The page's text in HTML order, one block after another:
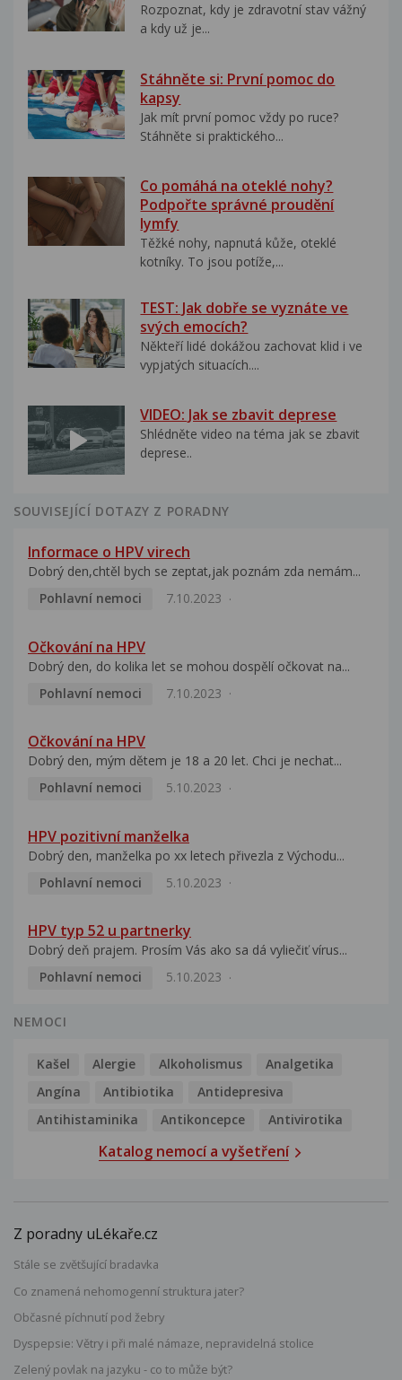
Rozpoznat, kdy je zdravotní stav vážný
a kdy už je...
Stáhněte si: První pomoc do
kapsy
Jak mít první pomoc vždy po ruce?
Stáhněte si praktického...
Co pomáhá na oteklé nohy?
Podpořte správné proudění
lymfy
Těžké nohy, napnutá kůže, oteklé
kotníky. To jsou potíže,...
TEST: Jak dobře se vyznáte ve
svých emocích?
Někteří lidé dokážou zachovat klid i ve
vypjatých situacích....
VIDEO: Jak se zbavit deprese
Shlédněte video na téma jak se zbavit
deprese..
SOUVISEJÍCÍ DOTAZY Z PORADNY
Informace o HPV virech
Dobrý den,chtěl bych se zeptat,jak poznám zda nemám...
Pohlavní nemoci
7.10.2023
Očkování na HPV
Dobrý den, do kolika let se mohou dospělí očkovat na...
Pohlavní nemoci
7.10.2023
Očkování na HPV
Dobrý den, mým dětem je 18 a 20 let. Chci je nechat...
Pohlavní nemoci
5.10.2023
HPV pozitivní manželka
Dobrý den, manželka po xx letech přivezla z Východu...
Pohlavní nemoci
5.10.2023
HPV typ 52 u partnerky
Dobrý deň prajem. Prosím Vás ako sa dá vyliečiť vírus...
Pohlavní nemoci
5.10.2023
NEMOCI
Kašel Alergie Alkoholismus
Analgetika
Angína
Antibiotika
Antidepresiva
Antihistaminika
Antikoncepce Antivirotika
Katalog nemocí a vyšetření
Z poradny uLékaře.cz
Stále se zvětšující bradavka
Co znamená nehomogenní struktura jater?
Občasné píchnutí pod žebry
Dyspepsie: Větry i při malé námaze, nepravidelná stolice
Zelený povlak na jazyku - co to může být?